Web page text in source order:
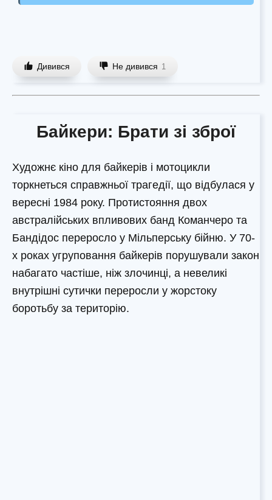
Дивився Не дивився 1
Байкери: Брати зі зброї
Художнє кіно для байкерів і мотоцикли
торкнеться справжньої трагедії, що відбулася у
вересні 1984 року. Протистояння двох
австралійських впливових банд Команчеро та
Бандідос переросло у Мільперську бійню. У 70-
х роках угруповання байкерів порушували закон
набагато частіше, ніж злочинці, а невеликі
внутрішні сутички переросли у жорстоку
боротьбу за територію.